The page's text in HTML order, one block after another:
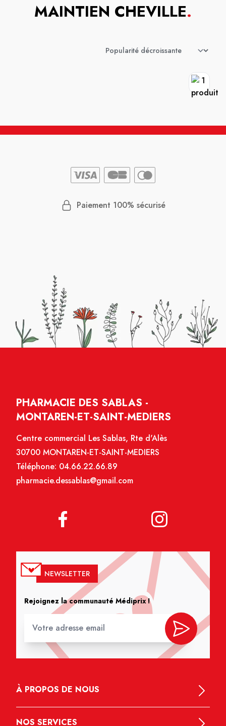
MAINTIEN CHEVILLE.
Paiement 100% sécurisé
PHARMACIE DES SABLAS -
MONTAREN-ET-SAINT-MEDIERS
Centre commercial Les Sablas, Rte d'Alès
30700 MONTAREN-ET-SAINT-MEDIERS
Téléphone: 04.66.22.66.89
pharmacie.dessablas@gmail.com
NEWSLETTER
Rejoignez la communauté Médiprix !
À PROPOS DE NOUS
NOS SERVICES